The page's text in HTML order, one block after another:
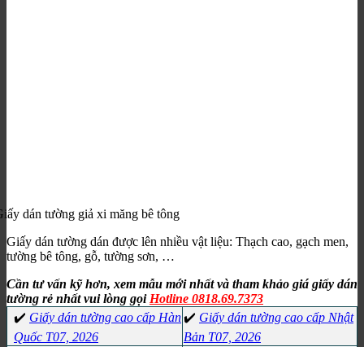
dán tường giả xi măng bê tông
Giấy dán tường dán được lên nhiều vật liệu: Thạch cao, gạch men,
tường bê tông, gỗ, tường sơn, …
Cần tư vấn kỹ hơn, xem mẫu mới nhất và tham khảo giá giấy dán
tường rẻ nhất vui lòng gọi Hotline 0818.69.7373
✔️ Giấy dán tường cao cấp Hàn
Quốc T07, 2026
✔️ Giấy dán tường cao cấp Nhật
Bản T07, 2026